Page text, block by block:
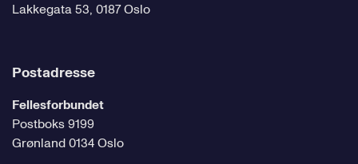
Lakkegata 53, 0187 Oslo
Postadresse
Fellesforbundet
Postboks 9199
Grønland 0134 Oslo